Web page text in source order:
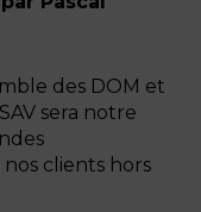
des DOM et
sera notre
clients hors